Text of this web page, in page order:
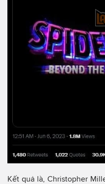
Kết quả là, Christopher